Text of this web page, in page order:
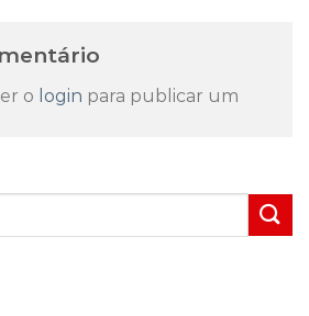
o login para publicar um